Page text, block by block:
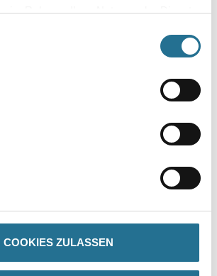
im Rahmen Ihrer Nutzung der Dienste
COOKIES ZULASSEN
jeden Geschmack